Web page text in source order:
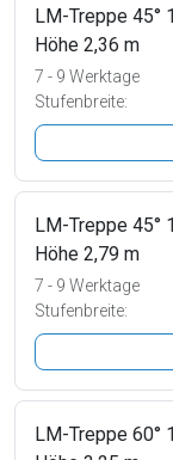
LM-Treppe 45°
Höhe 2,36 m
7 - 9 Werktage
Stufenbreite:
LM-Treppe 45°
Höhe 2,79 m
7 - 9 Werktage
Stufenbreite:
LM-Treppe 60°